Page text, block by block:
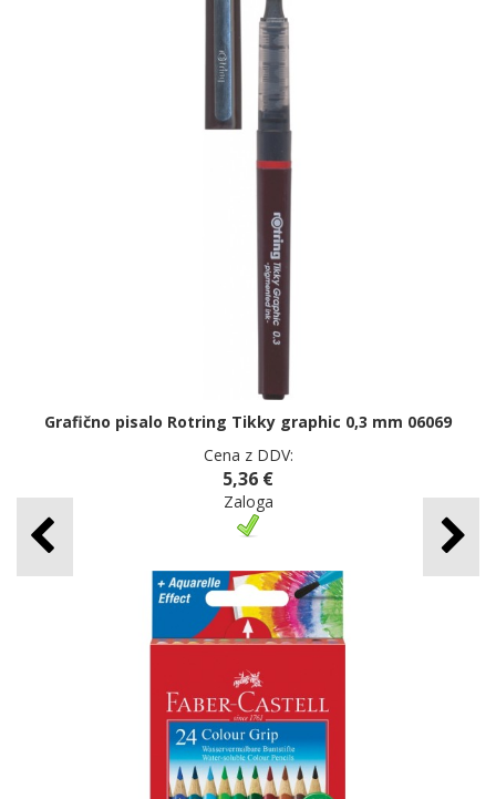
Grafično pisalo Rotring Tikky graphic 0,3 mm 06069
Cena z DDV:
5,36 €
Zaloga